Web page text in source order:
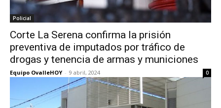
Policial
Corte La Serena confirma la prisión
preventiva de imputados por tráfico de
drogas y tenencia de armas y municiones
Equipo OvalleHOY - 9 abril, 2024 0